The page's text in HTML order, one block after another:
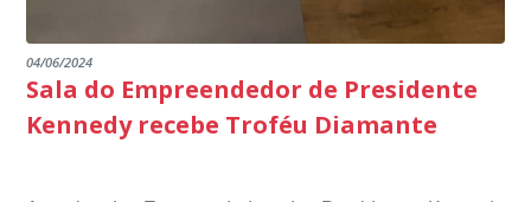
04/06/2024
Sala do Empreendedor de Presidente
Kennedy recebe Troféu Diamante